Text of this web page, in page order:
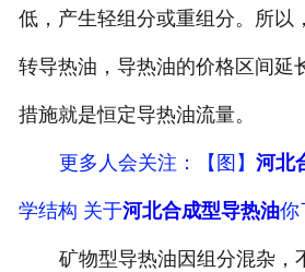
低，产生轻组分或重组分。所以
转导热油，导热油的价格区间延
措施就是恒定导热油流量。
更多人会关注 ：【图】 河北
学结构 关于河北合成型导热油你
矿物型导热油因组分混杂，